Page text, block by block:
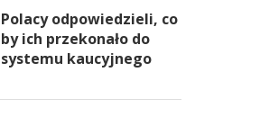
Polacy odpowiedzieli, co
by ich przekonało do
systemu kaucyjnego